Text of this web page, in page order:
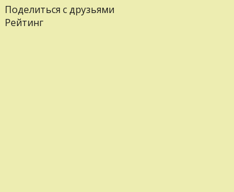
Поделиться с друзьями
Рейтинг